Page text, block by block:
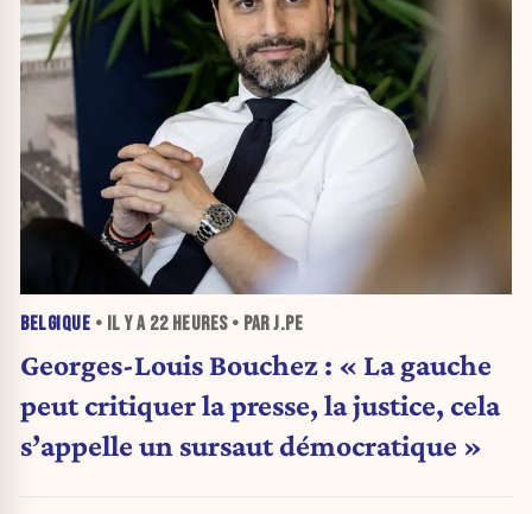
BELGIQUE • IL Y A 22 HEURES• PAR J.PE
Georges-Louis Bouchez : « La gauche
peut critiquer la presse, la justice, cela
s’appelle un sursaut démocratique »